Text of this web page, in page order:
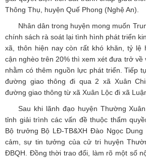
Thông Thụ, huyện Quế Phong (Nghệ An).
Nhân dân trong huyện mong muốn
chính sách rà soát lại tình hình phát triển
xã, thôn hiện nay còn rất khó khăn, tỷ lệ
cận nghèo trên 20% thì xem xét đưa trở về
nhằm có thêm nguồn lực phát triển. Tiếp
đường giao thông đi qua 2 xã Xuân
đường giao thông từ xã Xuân Lộc đi xã
Sau khi lãnh đạo huyện Thường
tỉnh giải trình các vấn đề thuộc thẩm
Bộ trưởng Bộ LĐ-TB&XH Đào Ngọc
cảm, sự tin tưởng của cử tri huyện
ĐBQH. Đồng thời trao đổi, làm rõ một số